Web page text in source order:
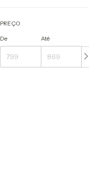
PREÇO
De Até